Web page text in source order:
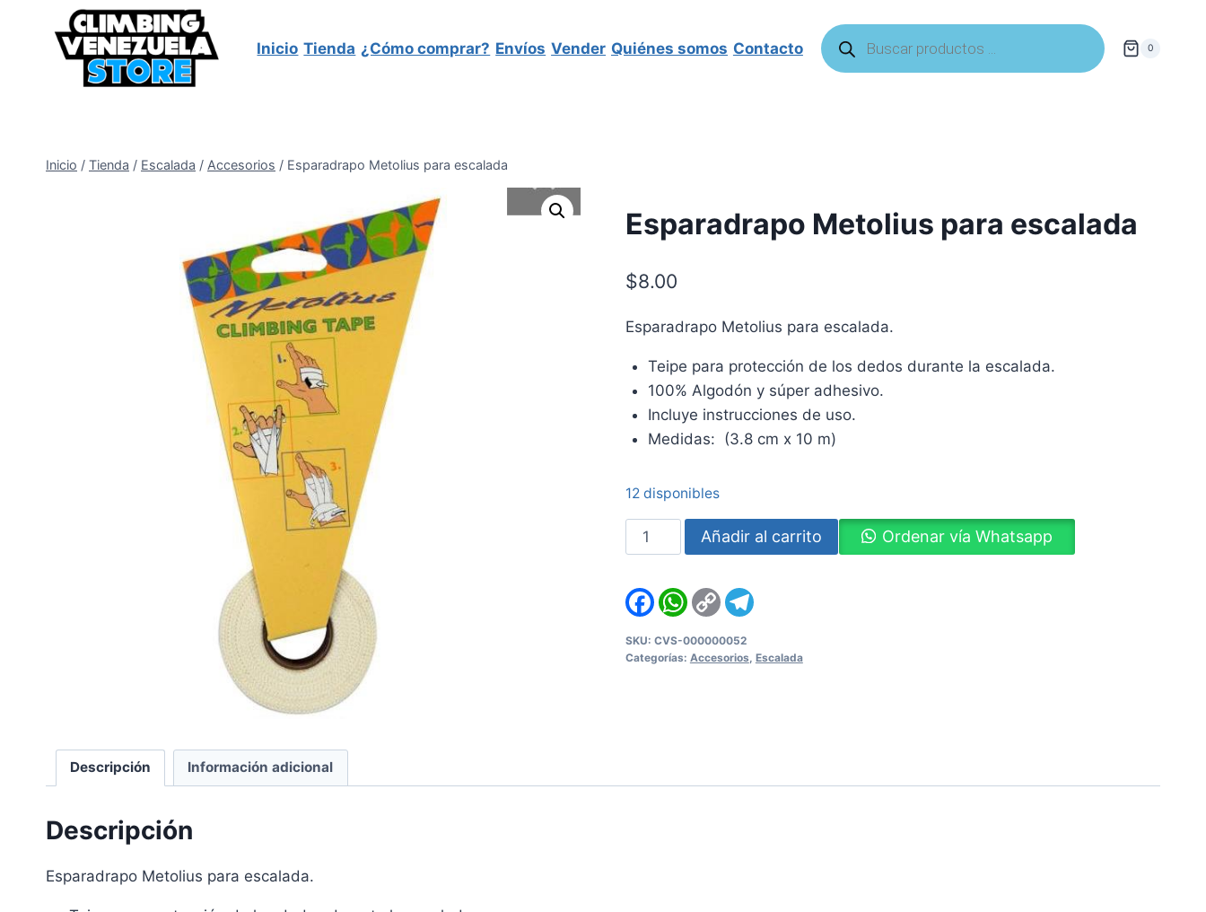
contenido
Inicio Tienda ¿Cómo comprar? Envíos Vender Quiénes somos Contacto
Búsqueda
de
productos
0
Inicio / Tienda / Escalada / Accesorios / Esparadrapo Metolius para escalada
Esparadrapo Metolius para escalada
$8.00
Esparadrapo Metolius para escalada.
Teipe para protección de los dedos durante la escalada.
100% Algodón y súper adhesivo.
Incluye instrucciones de uso.
Medidas: (3.8 cm x 10 m)
12 disponibles
Esparadrapo
Metolius
escalada
Añadir al carrito Ordenar vía Whatsapp
FacebookWhatsApp
Copy
Link
Telegram
SKU: CVS-000000052
Categorías: Accesorios Escalada
Descripción Información adicional
Descripción
Esparadrapo Metolius para escalada.